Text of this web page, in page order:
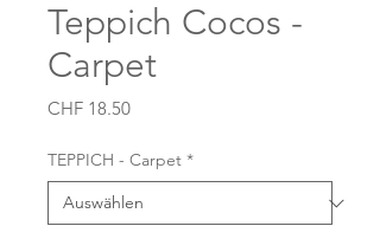
Teppich Cocos -
Carpet
CHF 18.50Preis
TEPPICH - Carpet *